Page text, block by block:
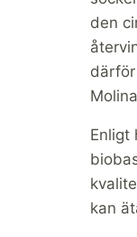
den
Enligt
kan